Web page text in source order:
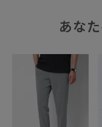
あな